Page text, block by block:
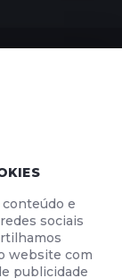
e
sociais
website com
publicidade